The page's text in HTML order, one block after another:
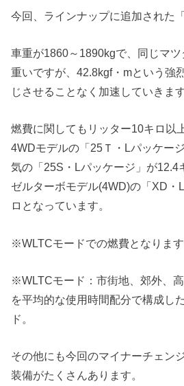
今回、ラインナップに追加された
車重が1860～1890kgで、同じマ
重いですが、42.8kgf・mという強
じさせることなく加速していきます
燃費に関してもリッター10キロ以
4WDモデルの「25Ｔ・Lパッケー
気の「25S・Lパッケージ」が12.4
ゼルターボモデル(4WD)の「XD・
ロとなっています。
※WLTCモードでの燃費となります
※WLTCモード：市街地、郊外、
を平均的な使用時間配分で構成し
ド。
その他にも今回のマイナーチェン
装備がたくさんあります。